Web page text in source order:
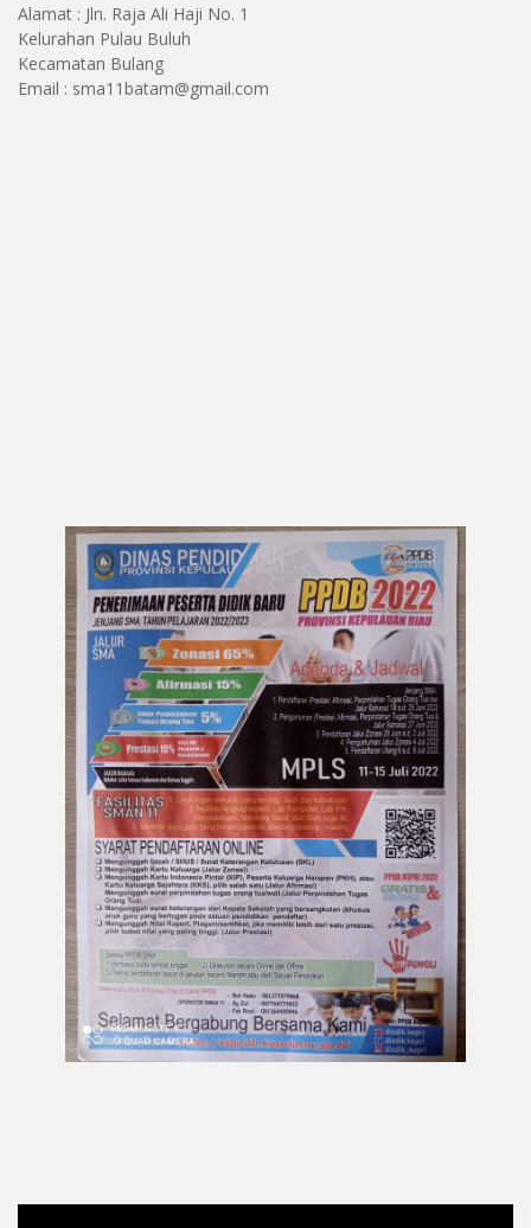
Alamat : Jln. Raja Ali Haji No. 1
Kelurahan Pulau Buluh
Kecamatan Bulang
Email : sma11batam@gmail.com